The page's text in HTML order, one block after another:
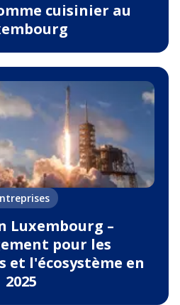
cuisinier au
Luxembourg –
pour les
et l'écosystème en
2025